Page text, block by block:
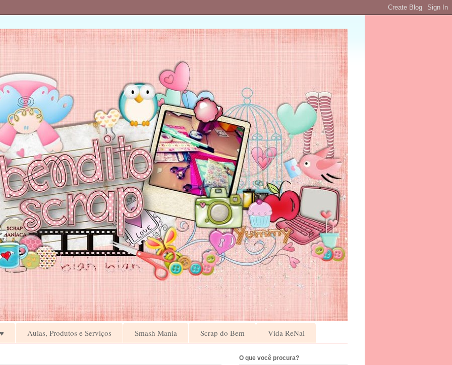
Aulas, Produtos e Serviços Smash Mania Scrap do Bem Vida ReNal
O que você procura?